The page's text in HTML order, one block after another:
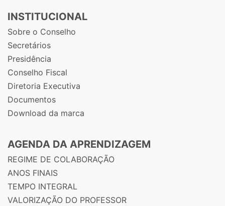
INSTITUCIONAL
Sobre o Conselho
Secretários
Presidência
Conselho Fiscal
Diretoria Executiva
Documentos
Download da marca
AGENDA DA APRENDIZAGEM
REGIME DE COLABORAÇÃO
ANOS FINAIS
TEMPO INTEGRAL
VALORIZAÇÃO DO PROFESSOR